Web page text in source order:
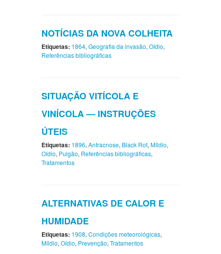
NOTÍCIAS DA NOVA COLHEITA
Etiquetas: 1864, Geografia da invasão, Oídio,
Referências bibliográficas
SITUAÇÃO VITÍCOLA E
VINÍCOLA — INSTRUÇÕES
ÚTEIS
Etiquetas: 1896, Antracnose, Black Rot, Míldio,
Oídio, Pulgão, Referências bibliográficas,
Tratamentos
ALTERNATIVAS DE CALOR E
HUMIDADE
Etiquetas: 1908, Condições meteorológicas,
Míldio, Oídio, Prevenção, Tratamentos